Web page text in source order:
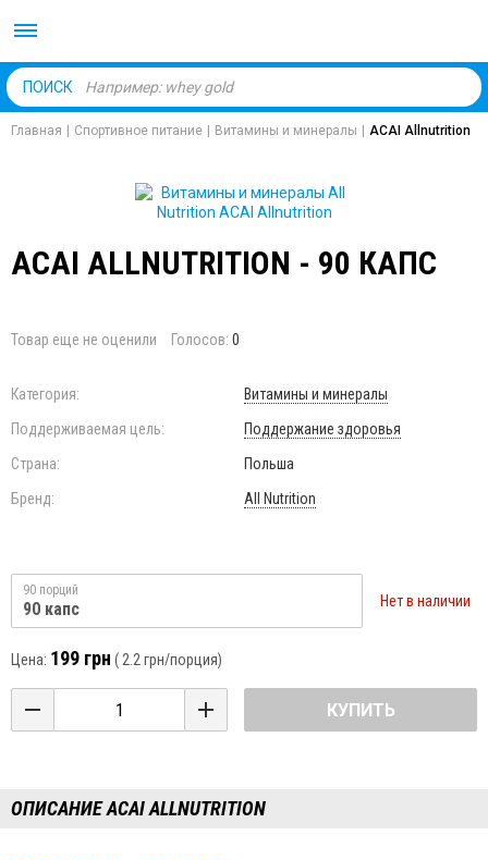
ПОИСК
Главная Спортивное питание Витамины и минералы ACAI Allnutrition
ACAI ALLNUTRITION - 90 КАПС
Товар еще не оценили Голосов: 0
Категория:
Витамины и минералы
Поддерживаемая цель:
Поддержание здоровья
Страна:
Польша
Бренд:
All Nutrition
90 порций
90 капс Нет в наличии
Цена: 199 грн ( 2.2 грн/порция)
КУПИТЬ
ОПИСАНИЕ ACAI ALLNUTRITION